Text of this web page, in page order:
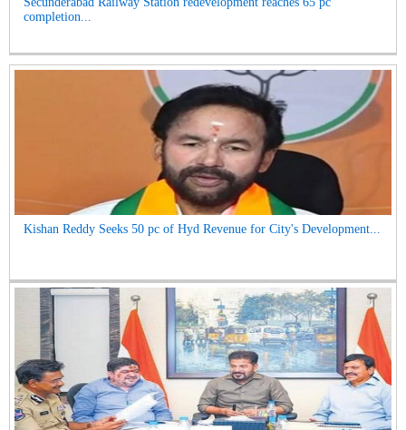
completion...
Kishan Reddy Seeks 50 pc of Hyd Revenue for City's Development...